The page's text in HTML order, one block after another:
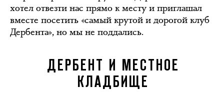
хотел отвезти нас прямо к месту и приглашал
вместе посетить «самый крутой и дорогой клуб
Дербента», но мы не поддались.
ДЕРБЕНТ И МЕСТНОЕ
КЛАДБИЩЕ